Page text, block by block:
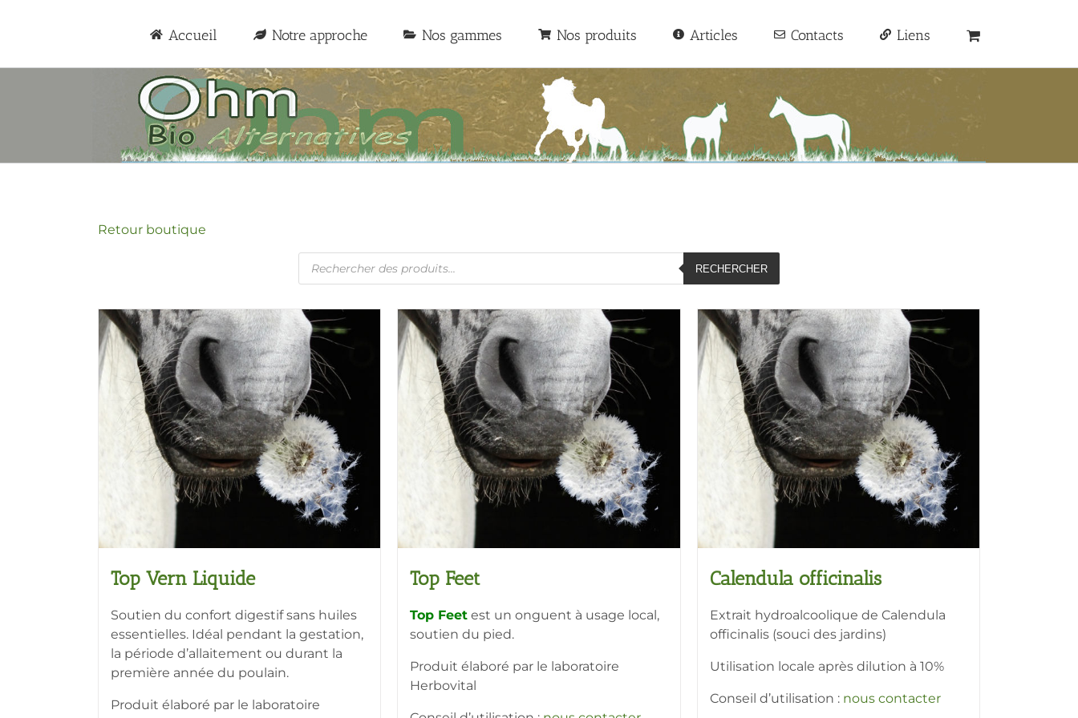
Accueil Notre approche Nos gammes Nos produits Articles Contacts Liens
Retour boutique
Recherche
de
produits
RECHERCHER
Top Vern Liquide
Soutien du confort digestif sans huiles
essentielles. Idéal pendant la gestation,
la période d’allaitement ou durant la
première année du poulain.
Produit élaboré par le laboratoire
Top Feet
Top Feet est un onguent à usage local,
soutien du pied.
Produit élaboré par le laboratoire
Herbovital
Calendula officinalis
Extrait hydroalcoolique de Calendula
officinalis (souci des jardins)
Utilisation locale après dilution à 10%
Conseil d’utilisation : nous contacter